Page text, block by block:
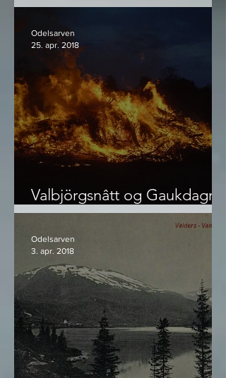
Stavenjord
Valbjörgsnâtt og Gaukdagr -
hva 1. mai egentlig er
Odelsarven
25. apr. 2018
Odelsarven
3. apr. 2018